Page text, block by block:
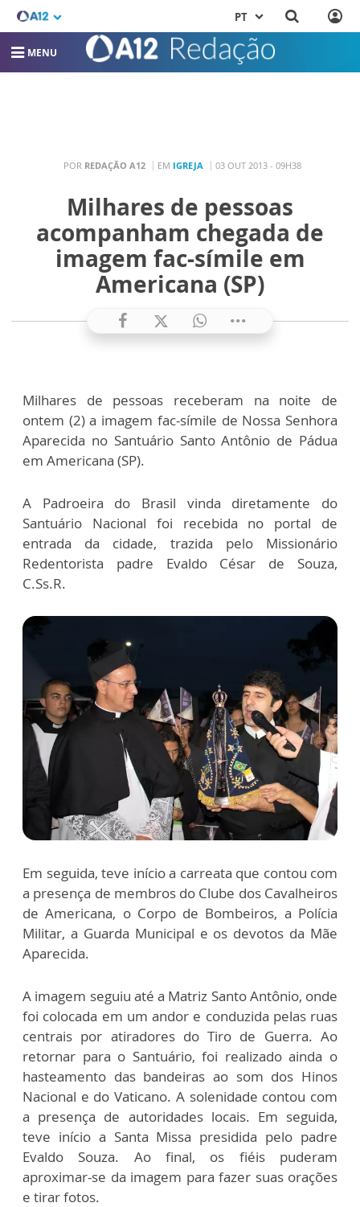
PT
MENU
POR REDAÇÃO A12 EM IGREJA 03 OUT 2013 - 09H38
Milhares de pessoas
acompanham chegada de
imagem fac-símile em
Americana (SP)
Milhares de pessoas receberam na noite de
ontem (2) a imagem fac-símile de Nossa Senhora
Aparecida no Santuário Santo Antônio de Pádua
em Americana (SP).
A Padroeira do Brasil vinda diretamente do
Santuário Nacional foi recebida no portal de
entrada da cidade, trazida pelo Missionário
Redentorista padre Evaldo César de Souza,
C.Ss.R.
Em seguida, teve início a carreata que contou com
a presença de membros do Clube dos Cavalheiros
de Americana, o Corpo de Bombeiros, a Polícia
Militar, a Guarda Municipal e os devotos da Mãe
Aparecida.
A imagem seguiu até a Matriz Santo Antônio, onde
foi colocada em um andor e conduzida pelas ruas
centrais por atiradores do Tiro de Guerra. Ao
retornar para o Santuário, foi realizado ainda o
hasteamento das bandeiras ao som dos Hinos
Nacional e do Vaticano. A solenidade contou com
a presença de autoridades locais. Em seguida,
teve início a Santa Missa presidida pelo padre
Evaldo Souza. Ao final, os fiéis puderam
aproximar-se da imagem para fazer suas orações
e tirar fotos.